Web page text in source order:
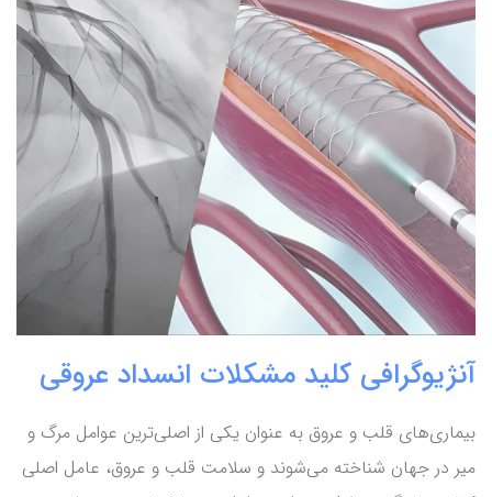
آنژیوگرافی کلید مشکلات انسداد عروقی
بیماری‌های قلب و عروق به عنوان یکی از اصلی‌ترین عوامل مرگ و
میر در جهان شناخته می‌شوند و سلامت قلب و عروق، عامل اصلی